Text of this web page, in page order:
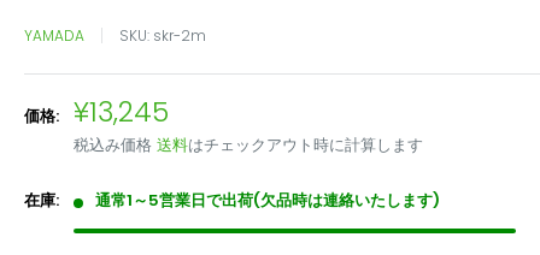
YAMADA SKU: skr-2m
価格: 販
売
価
格
¥13,245
税込み価格 送料はチェックアウト時に計算します
在庫: 通常1～5営業日で出荷(欠品時は連絡いたします)